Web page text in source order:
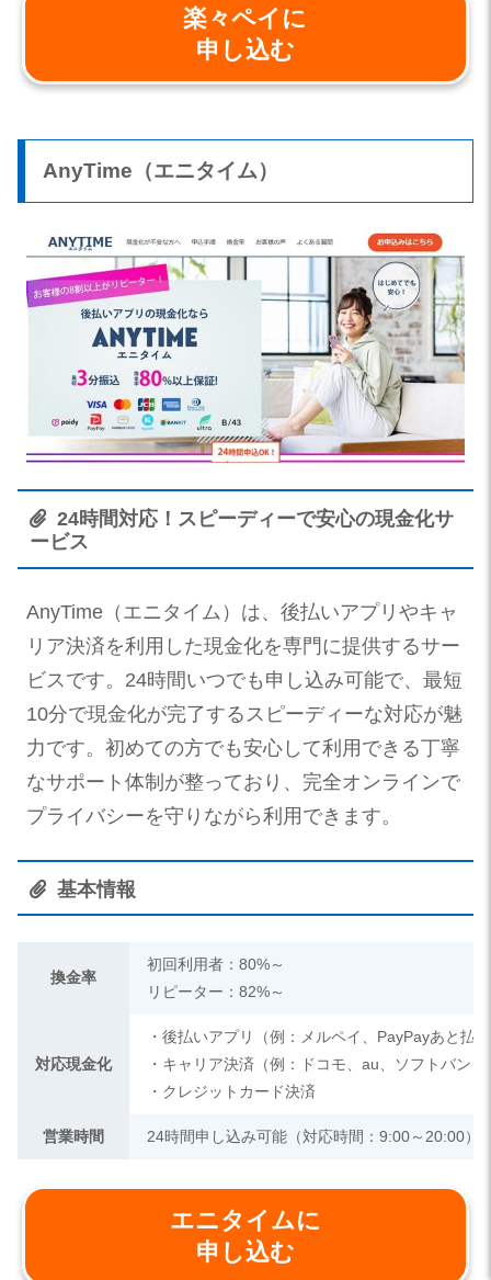
楽々ペイに
申し込む
AnyTime（エニタイム）
24時間対応！スピーディーで安心の現金化サ
ービス
AnyTime（エニタイム）は、後払いアプリやキャ
リア決済を利用した現金化を専門に提供するサー
ビスです。24時間いつでも申し込み可能で、最短
10分で現金化が完了するスピーディーな対応が魅
力です。初めての方でも安心して利用できる丁寧
なサポート体制が整っており、完全オンラインで
プライバシーを守りながら利用できます。
基本情報
換金率
初回利用者：80%～
リピーター：82%～
対応現金化
・後払いアプリ（例：メルペイ、PayPayあと払
・キャリア決済（例：ドコモ、au、ソフトバンク
・クレジットカード決済
営業時間 24時間申し込み可能（対応時間：9:00～20:00）
エニタイムに
申し込む